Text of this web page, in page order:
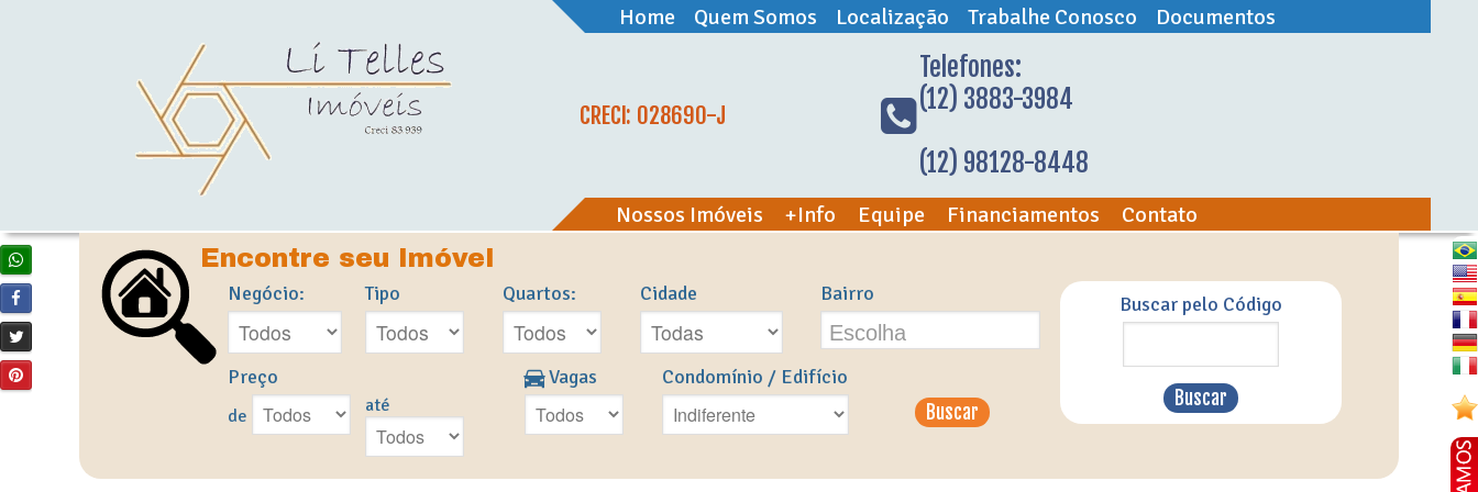
Home Quem Somos Localização Trabalhe Conosco Documentos
CRECI: 028690-J
Telefones:
(12) 3883-3984
(12) 98128-8448
Nossos Imóveis +Info Equipe Financiamentos Contato
Encontre seu Imóvel
Negócio: Tipo Quartos: Cidade
Bairro
Escolha
Preço
de até
Vagas Condomínio / Edifício
Buscar pelo Código